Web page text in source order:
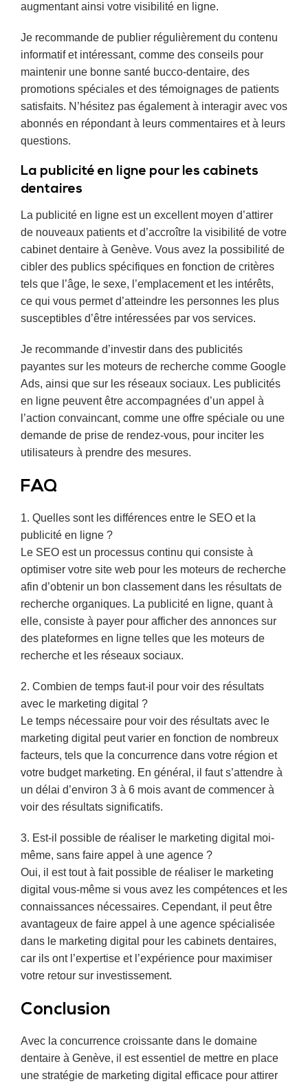
augmentant ainsi votre visibilité en ligne.
Je recommande de publier régulièrement du contenu
informatif et intéressant, comme des conseils pour
maintenir une bonne santé bucco-dentaire, des
promotions spéciales et des témoignages de patients
satisfaits. N’hésitez pas également à interagir avec vos
abonnés en répondant à leurs commentaires et à leurs
questions.
La publicité en ligne pour les cabinets
dentaires
La publicité en ligne est un excellent moyen d’attirer
de nouveaux patients et d’accroître la visibilité de votre
cabinet dentaire à Genève. Vous avez la possibilité de
cibler des publics spécifiques en fonction de critères
tels que l’âge, le sexe, l’emplacement et les intérêts,
ce qui vous permet d’atteindre les personnes les plus
susceptibles d’être intéressées par vos services.
Je recommande d’investir dans des publicités
payantes sur les moteurs de recherche comme Google
Ads, ainsi que sur les réseaux sociaux. Les publicités
en ligne peuvent être accompagnées d’un appel à
l’action convaincant, comme une offre spéciale ou une
demande de prise de rendez-vous, pour inciter les
utilisateurs à prendre des mesures.
FAQ
1. Quelles sont les différences entre le SEO et la
publicité en ligne ?
Le SEO est un processus continu qui consiste à
optimiser votre site web pour les moteurs de recherche
afin d’obtenir un bon classement dans les résultats de
recherche organiques. La publicité en ligne, quant à
elle, consiste à payer pour afficher des annonces sur
des plateformes en ligne telles que les moteurs de
recherche et les réseaux sociaux.
2. Combien de temps faut-il pour voir des résultats
avec le marketing digital ?
Le temps nécessaire pour voir des résultats avec le
marketing digital peut varier en fonction de nombreux
facteurs, tels que la concurrence dans votre région et
votre budget marketing. En général, il faut s’attendre à
un délai d’environ 3 à 6 mois avant de commencer à
voir des résultats significatifs.
3. Est-il possible de réaliser le marketing digital moi-
même, sans faire appel à une agence ?
Oui, il est tout à fait possible de réaliser le marketing
digital vous-même si vous avez les compétences et les
connaissances nécessaires. Cependant, il peut être
avantageux de faire appel à une agence spécialisée
dans le marketing digital pour les cabinets dentaires,
car ils ont l’expertise et l’expérience pour maximiser
votre retour sur investissement.
Conclusion
Avec la concurrence croissante dans le domaine
dentaire à Genève, il est essentiel de mettre en place
une stratégie de marketing digital efficace pour attirer